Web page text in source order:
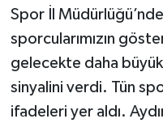
Spor İl
sporcularımızın
gelecekte daha büyük
sinyalini verdi. Tün
ifadeleri yer aldı.